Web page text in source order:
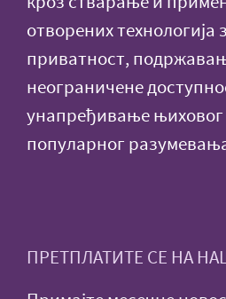
отворених
приватност,
неограничене
унапређивање њиховог
популарног
ПРЕТПЛАТИТЕ СЕ НА